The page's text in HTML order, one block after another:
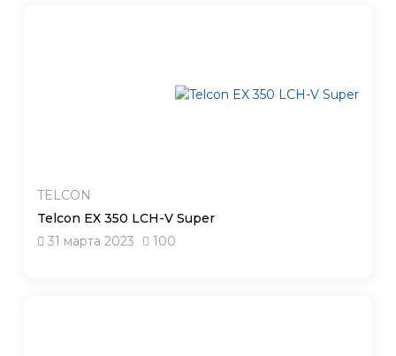
TELCON
Telcon EX 350 LCH-V Super
31 марта 2023
100